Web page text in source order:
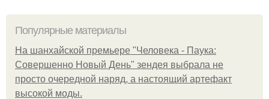
Популярные материалы
На шанхайской премьере "Человека - Паука:
Совершенно Новый День" зендея выбрала не
просто очередной наряд, а настоящий артефакт
высокой моды.